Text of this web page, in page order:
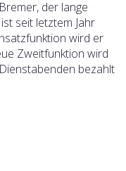
der lange
seit letztem Jahr
wird er
Zweitfunktion wird
bezahlt